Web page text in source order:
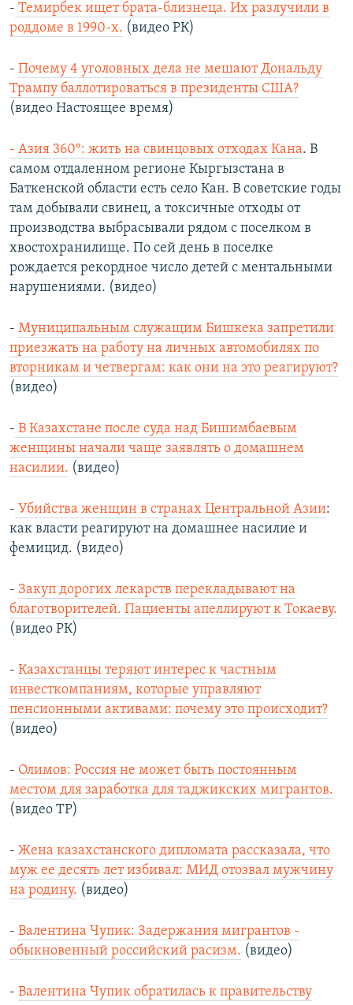
- Темирбек ищет брата-близнеца. Их разлучили в
роддоме в 1990-х. (видео РК)
- Почему 4 уголовных дела не мешают Дональду
Трампу баллотироваться в президенты США?
(видео Настоящее время)
- Азия 360°: жить на свинцовых отходах Кана. В
самом отдаленном регионе Кыргызстана в
Баткенской области есть село Кан. В советские годы
там добывали свинец, а токсичные отходы от
производства выбрасывали рядом с поселком в
хвостохранилище. По сей день в поселке
рождается рекордное число детей с ментальными
нарушениями. (видео)
- Муниципальным служащим Бишкека запретили
приезжать на работу на личных автомобилях по
вторникам и четвергам: как они на это реагируют?
(видео)
- В Казахстане после суда над Бишимбаевым
женщины начали чаще заявлять о домашнем
насилии. (видео)
- Убийства женщин в странах Центральной Азии:
как власти реагируют на домашнее насилие и
фемицид. (видео)
- Закуп дорогих лекарств перекладывают на
благотворителей. Пациенты апеллируют к Токаеву.
(видео РК)
- Казахстанцы теряют интерес к частным
инвесткомпаниям, которые управляют
пенсионными активами: почему это происходит?
(видео)
- Олимов: Россия не может быть постоянным
местом для заработка для таджикских мигрантов.
(видео ТР)
- Жена казахстанского дипломата рассказала, что
муж ее десять лет избивал: МИД отозвал мужчину
на родину. (видео)
- Валентина Чупик: Задержания мигрантов -
обыкновенный российский расизм. (видео)
- Валентина Чупик обратилась к правительству